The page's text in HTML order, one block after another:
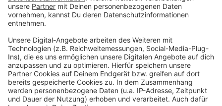
Anzeige
Anzeige